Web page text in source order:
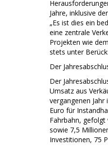
Jahre, inklusive
„Es ist dies ein
eine zentrale
Projekten wie
stets unter
Der
Der
Umsatz aus
vergangenen
Euro für
Fahrbahn,
sowie 7,5
Investitionen, 75